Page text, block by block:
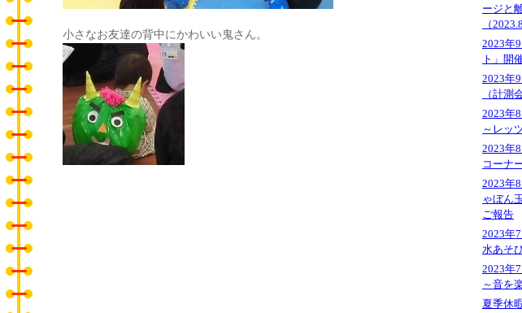
小さなお友達の背中にかわいい鬼さん。
ージと
（
2023年
ト」開
2023年
（計測
2023年
～レッ
2023年
コーナ
2023年
ゃぼん
ご報告
2023年
水あそ
2023年
～音を
夏季休